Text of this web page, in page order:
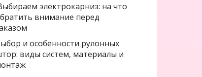
электрокарниз: на что
внимание перед
и особенности рулонных
виды систем, материалы и